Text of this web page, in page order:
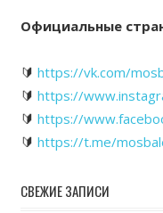
Официальные
🔰 https://vk.com/
🔰 https://
🔰 https://
🔰 https://t.me/
СВЕЖИЕ ЗАПИСИ